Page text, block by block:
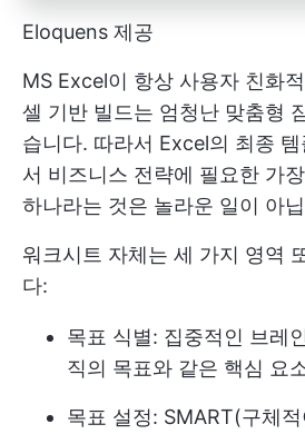
Eloquens 제공
MS Excel이 항상 사용자 친화
셀 기반 빌드는 엄청난 맞춤형
습니다. 따라서 Excel의 최종
서 비즈니스 전략에 필요한 가
하나라는 것은 놀라운 일이 아
워크시트 자체는 세 가지 영역
다:
목표 식별: 집중적인 브레
직의 목표와 같은 핵심 요
목표 설정: SMART(구체